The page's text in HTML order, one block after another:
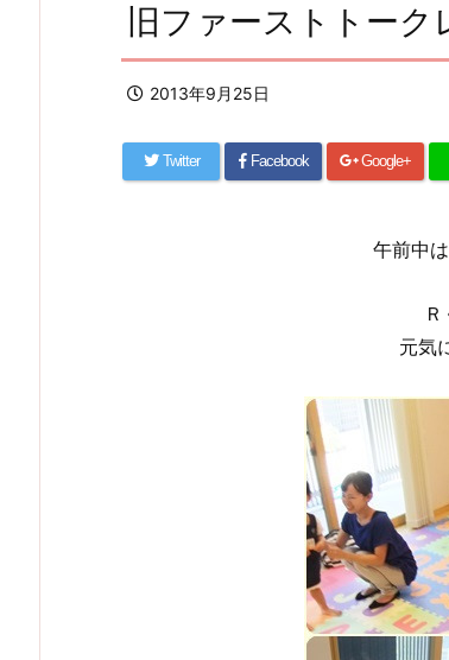
旧ファーストトー
2013年9月25日
Twitter Facebook Google+
午前中
元気